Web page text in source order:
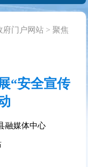
府门户网站 >聚焦
“安全宣传
融媒体中心